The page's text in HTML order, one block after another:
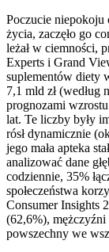
Poczucie niepokoju
życia, zaczęło go
leżał w ciemności,
Experts i Grand
suplementów diety
7,1 mld zł
prognozami
lat. Te liczby były
rósł dynamicznie
jego mała apteka
analizować dane
codziennie, 35%
społeczeństwa
Consumer Insights
(62,6%), mężczyźni
powszechny we